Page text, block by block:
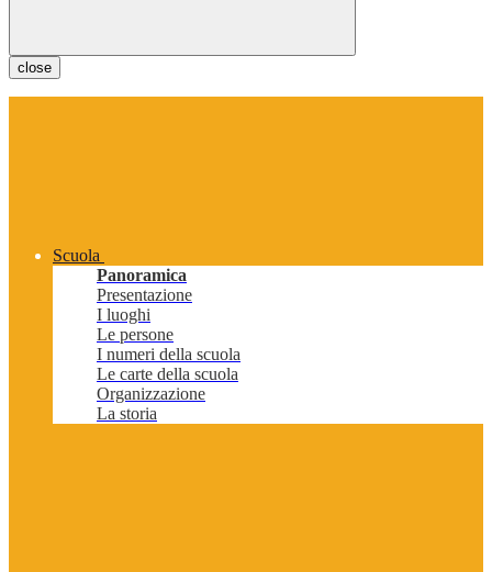
close
Scuola
Panoramica
Presentazione
I luoghi
Le persone
I numeri della scuola
Le carte della scuola
Organizzazione
La storia